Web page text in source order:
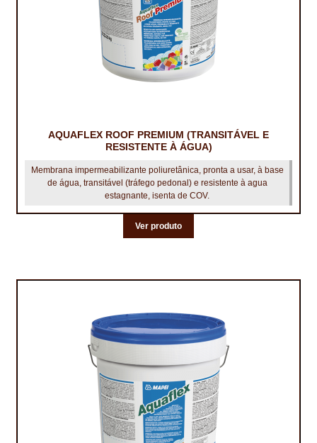
AQUAFLEX ROOF PREMIUM (TRANSITÁVEL E
RESISTENTE À ÁGUA)
Membrana impermeabilizante poliuretânica, pronta a usar, à base
de água, transitável (tráfego pedonal) e resistente à agua
estagnante, isenta de COV.
Ver produto